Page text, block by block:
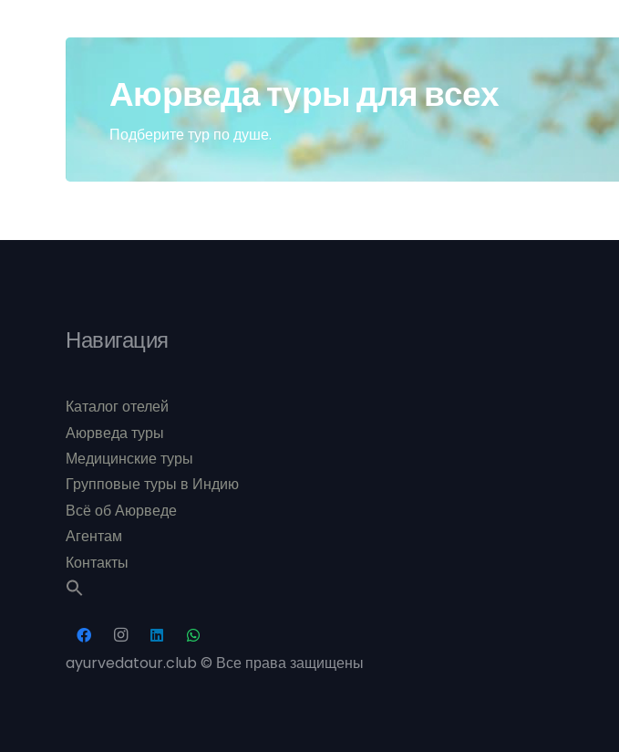
Аюрведа туры для всех
Подберите тур по душе.
Навигация
Каталог отелей
Аюрведа туры
Медицинские туры
Групповые туры в Индию
Всё об Аюрведе
Агентам
Контакты
ayurvedatour.club © Все права защищены